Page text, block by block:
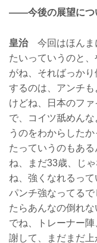
——今後の展望につ
皇治今回はほんま
たいっていうのと
がね、そればっか
するのは、アンチ
けどね、日本のフ
で、コイツ舐めん
うのをわからした
たっていうのもあ
ね、まだ33歳、じ
ね、強くなれるっ
パンチ強なってる
たらあんなの倒れ
でね、トレーナー
謝して、まだまだ